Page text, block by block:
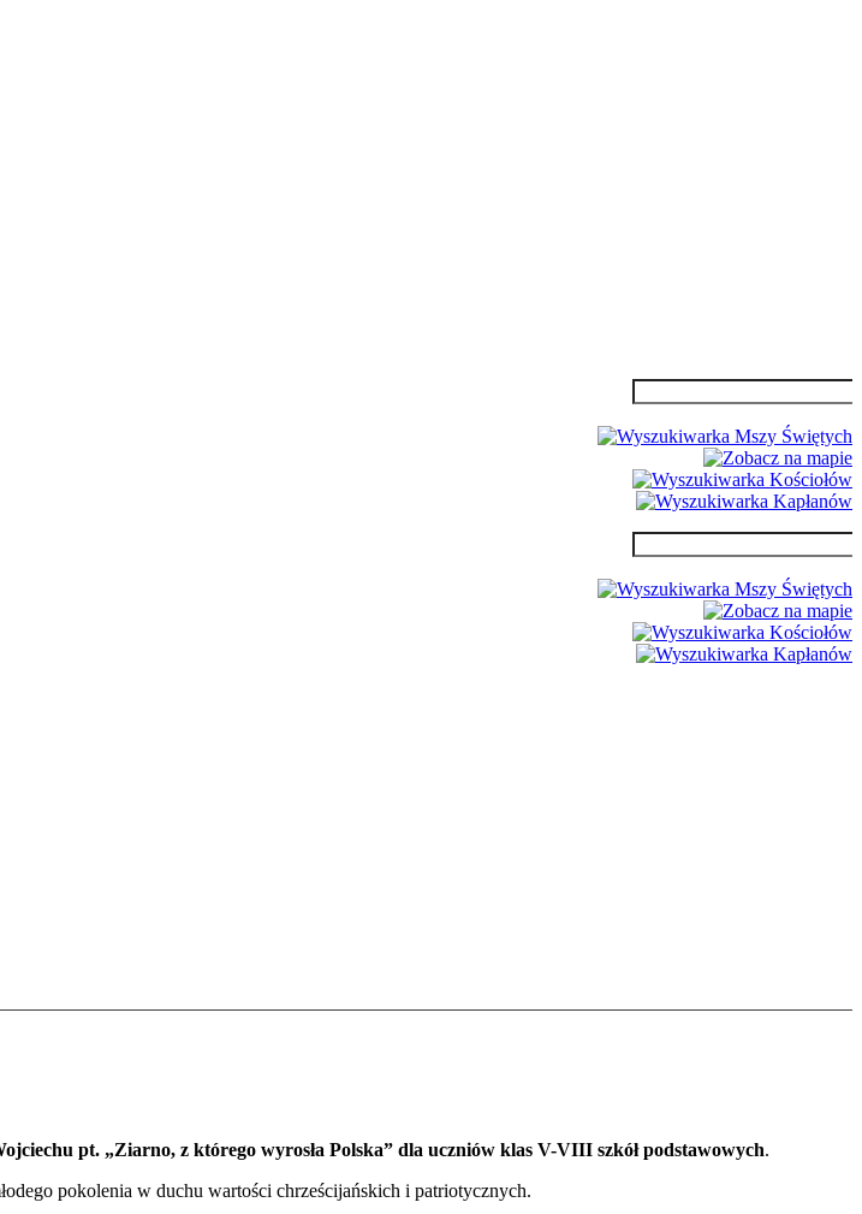
pt. „Ziarno, z którego wyrosła Polska” dla uczniów klas V-VIII szkół podstawowych.
pokolenia w duchu wartości chrześcijańskich i patriotycznych.